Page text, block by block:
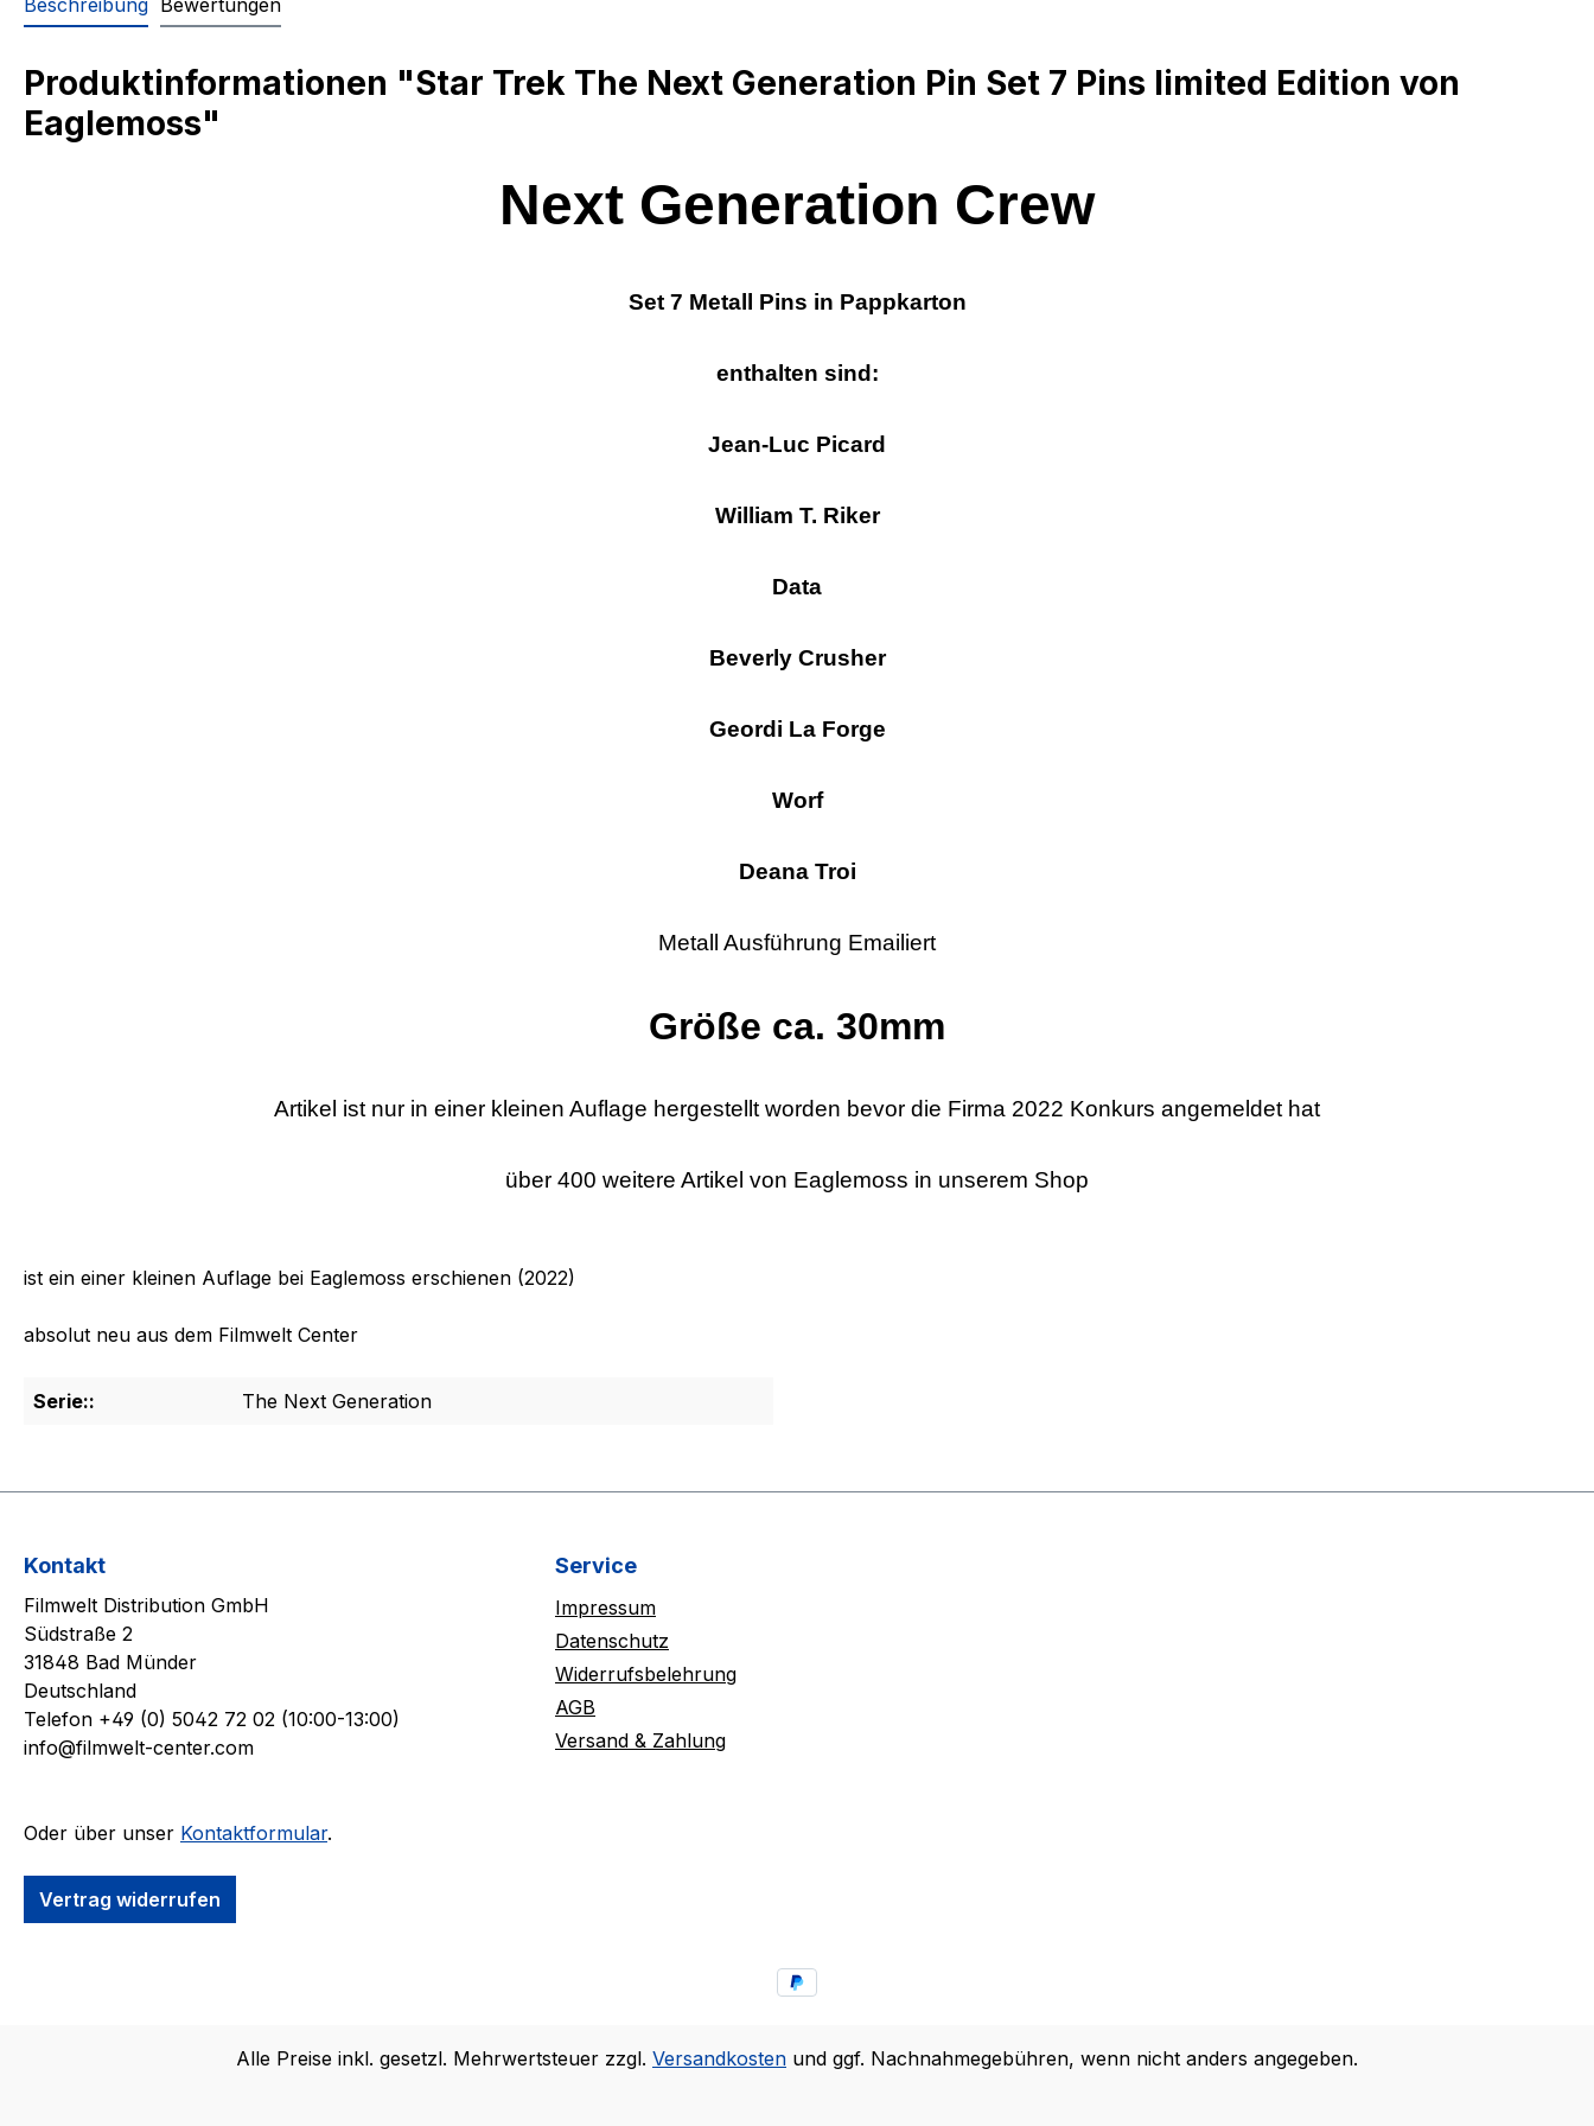
Beschreibung Bewertungen
Produktinformationen "Star Trek The Next Generation Pin Set 7 Pins limited Edition von
Eaglemoss"
Next Generation Crew
Set 7 Metall Pins in Pappkarton
enthalten sind:
Jean-Luc Picard
William T. Riker
Data
Beverly Crusher
Geordi La Forge
Worf
Deana Troi
Metall Ausführung Emailiert
Größe ca. 30mm
Artikel ist nur in einer kleinen Auflage hergestellt worden bevor die Firma 2022 Konkurs angemeldet hat
über 400 weitere Artikel von Eaglemoss in unserem Shop
ist ein einer kleinen Auflage bei Eaglemoss erschienen (2022)
absolut neu aus dem Filmwelt Center
Serie:: The Next Generation
Kontakt
Filmwelt Distribution GmbH
Südstraße 2
31848 Bad Münder
Deutschland
Telefon +49 (0) 5042 72 02 (10:00-13:00)
info@filmwelt-center.com
Oder über unser Kontaktformular.
Vertrag widerrufen
Service
Impressum
Datenschutz
Widerrufsbelehrung
AGB
Versand & Zahlung
Alle Preise inkl. gesetzl. Mehrwertsteuer zzgl. Versandkosten und ggf. Nachnahmegebühren, wenn nicht anders angegeben.